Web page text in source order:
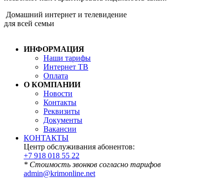
Домашний интернет и телевидение
для всей семьи
ИНФОРМАЦИЯ
Наши тарифы
Интернет ТВ
Оплата
О КОМПАНИИ
Новости
Контакты
Реквизиты
Документы
Вакансии
КОНТАКТЫ
Центр обслуживания абонентов:
+7 918 018 55 22
* Стоимость звонков согласно тарифов
admin@krimonline.net